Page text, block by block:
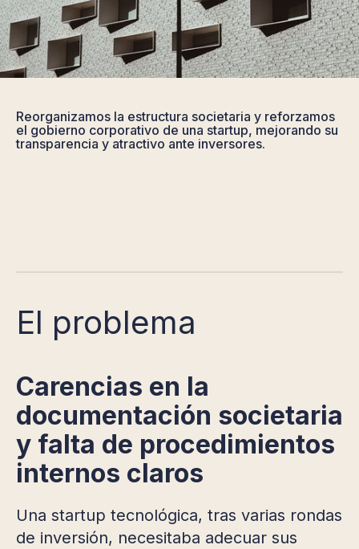
Reorganizamos la estructura societaria y reforzamos
el gobierno corporativo de una startup, mejorando su
transparencia y atractivo ante inversores.
El problema
Carencias en la
documentación societaria
y falta de procedimientos
internos claros
Una startup tecnológica, tras varias rondas
de inversión, necesitaba adecuar sus